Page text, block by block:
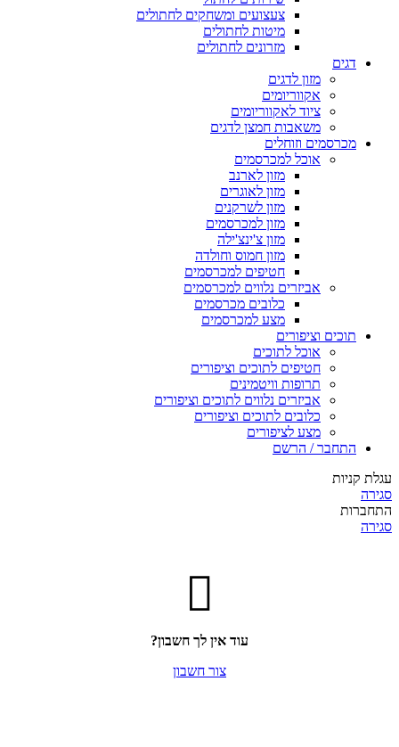
צעצועים ומשחקים לחתולים
מיטות לחתולים
מזרונים לחתולים
דגים
מזון לדגים
אקווריומים
ציוד לאקווריומים
משאבות חמצן לדגים
מכרסמים וזוחלים
אוכל למכרסמים
מזון לארנב
מזון לאוגרים
מזון לשרקנים
מזון למכרסמים
מזון צ'ינצ'ילה
מזון חמוס וחולדה
חטיפים למכרסמים
אביזרים נלווים למכרסמים
כלובים מכרסמים
מצע למכרסמים
תוכים וציפורים
אוכל לתוכים
חטיפים לתוכים וציפורים
תרופות וויטמינים
אביזרים נלווים לתוכים וציפורים
כלובים לתוכים וציפורים
מצע לציפורים
התחבר / הרשם
עגלת קניות
סגירה
התחברות
סגירה
עוד אין לך חשבון?
צור חשבון